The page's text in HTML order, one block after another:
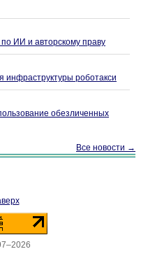
ИИ и авторскому праву
инфраструктуры роботакси
обезличенных
Все новости →